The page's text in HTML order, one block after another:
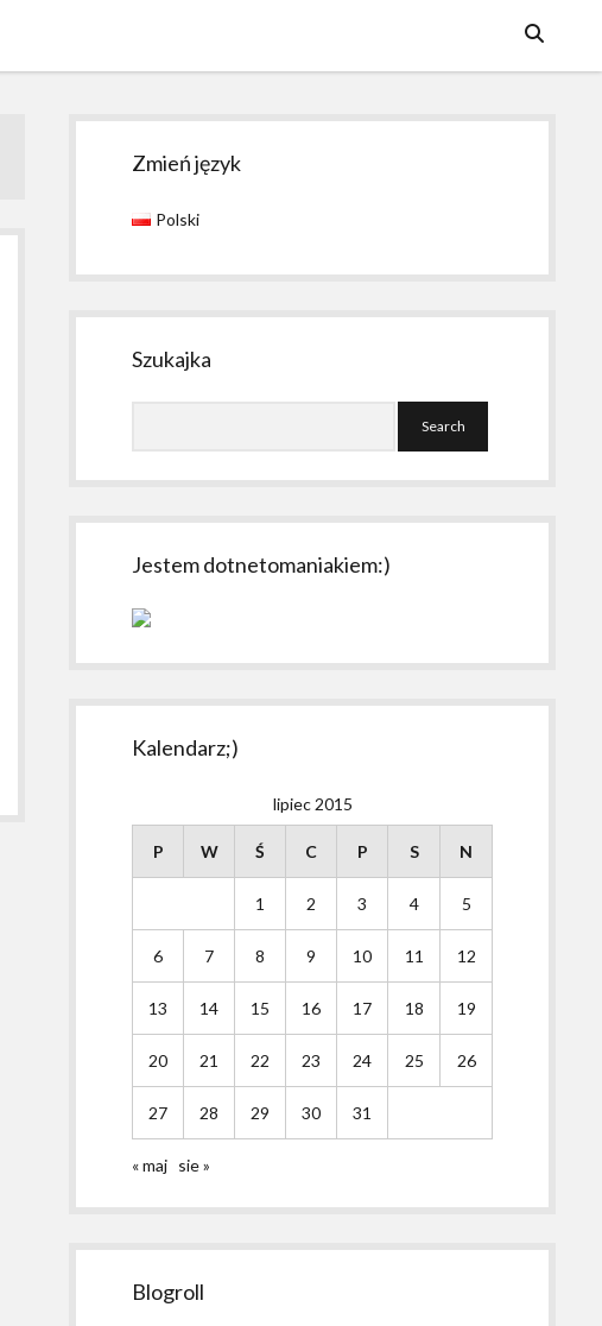
Sidebar
Zmień język
Polski
Szukajka
Jestem dotnetomaniakiem:)
Kalendarz;)
lipiec 2015
P W Ś C P S N
1 2 3 4 5
6 7 8 9 10 11 12
13 14 15 16 17 18 19
20 21 22 23 24 25 26
27 28 29 30 31
« maj sie »
Blogroll